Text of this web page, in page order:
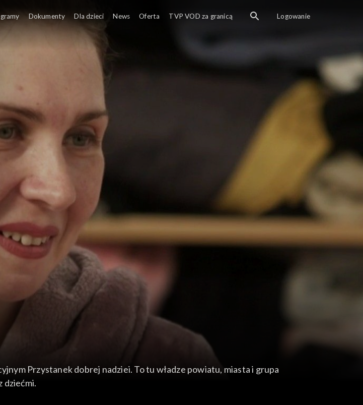
Przystanek dobrej nadziei. To tu władze powiatu, miasta i grupa
dziećmi.
Dokumenty Dla dzieci News Oferta TVP VOD za granicą Logowanie